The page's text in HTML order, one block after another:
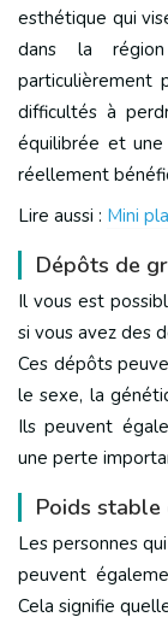
esthétique qui
dans la
particulièrement
difficultés à
équilibrée et
réellement
Lire aussi : Mini
Dépôts de
Il vous est
si vous avez des
Ces dépôts
le sexe, la
Ils peuvent
une perte
Poids stable
Les personnes
peuvent
Cela signifie